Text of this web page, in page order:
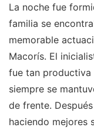
La noche fue
familia se
memorable
Macorís. El
fue tan productiva
siempre se
de frente.
haciendo mejores